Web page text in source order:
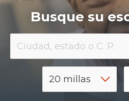
​Busque su